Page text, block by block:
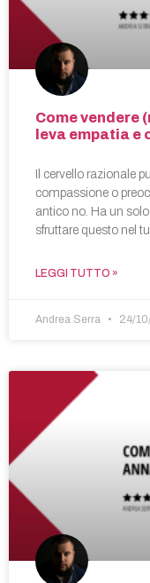
Come vendere
leva empatia e
Il cervello razionale
compassione o
antico no. Ha un
sfruttare questo nel
LEGGI TUTTO »
Andrea Serra 24/